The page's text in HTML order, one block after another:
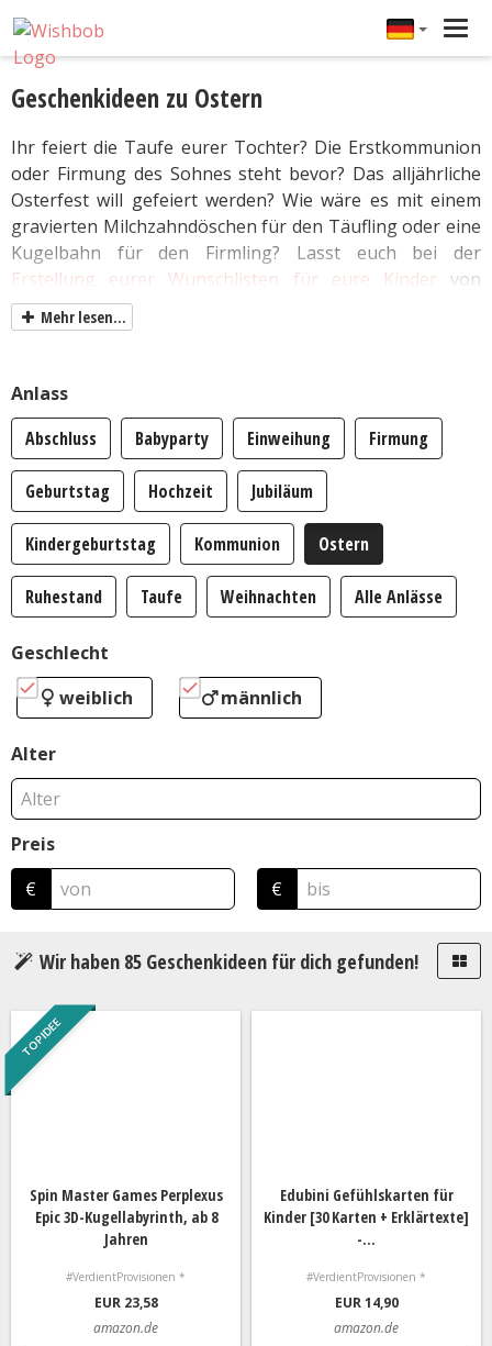
Geschenkideen zu Ostern
Ihr feiert die Taufe eurer Tochter? Die Erstkommunion
oder Firmung des Sohnes steht bevor? Das alljährliche
Osterfest will gefeiert werden? Wie wäre es mit einem
gravierten Milchzahndöschen für den Täufling oder eine
Kugelbahn für den Firmling? Lasst euch bei der
Erstellung eurer Wunschlisten für eure Kinder von
unseren ausgewählten Geschenkideen inspirieren. Ihr
könnt Vorschläge, die euch gefallen, ganz einfach mit
hinzufügen.
Mehr lesen...
Anlass
Abschluss
Babyparty Einweihung Firmung
Geburtstag Hochzeit Jubiläum
Kindergeburtstag Kommunion Ostern
Ruhestand Taufe Weihnachten Alle Anlässe
Geschlecht
weiblich
männlich
Alter
Preis
€
€
Wir haben 85 Geschenkideen für dich gefunden!
TOP IDEE
Spin Master Games Perplexus
Epic 3D-Kugellabyrinth, ab 8
Jahren
#VerdientProvisionen *
EUR 23,58
amazon.de
Edubini Gefühlskarten für
Kinder [30 Karten + Erklärtexte]
-...
#VerdientProvisionen *
EUR 14,90
amazon.de